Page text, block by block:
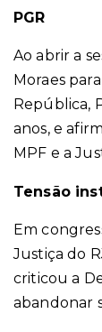
PGR
Ao abrir a
Moraes
República,
anos, e
MPF e a
Tensão
Em
Justiça do
criticou a
abandonar